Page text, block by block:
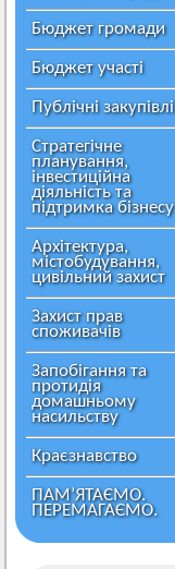
Бюджет громади
Бюджет участі
Публічні закупівлі
Стратегічне
планування,
інвестиційна
діяльність та
підтримка бізнесу
Архітектура,
містобудування,
цивільний захист
Захист прав
споживачів
Запобігання та
протидія
домашньому
насильству
Краєзнавство
ПАМ’ЯТАЄМО.
ПЕРЕМАГАЄМО.